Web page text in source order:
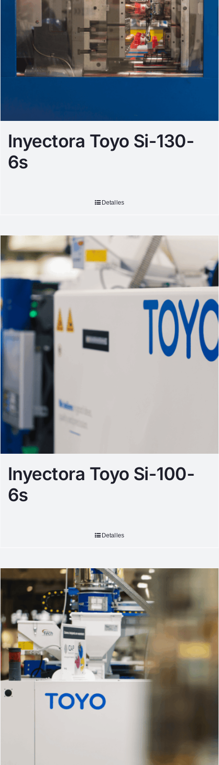
Inyectora Toyo Si-130-
6s
Detalles
Inyectora Toyo Si-100-
6s
Detalles